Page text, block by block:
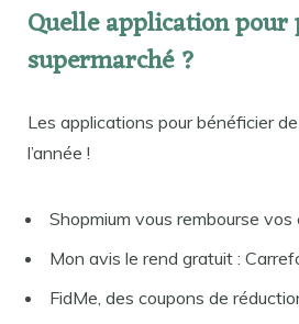
Quelle application
supermarché ?
Les applications pour bénéficier
l’année !
Shopmium vous rembourse vos
Mon avis le rend gratuit :
FidMe, des coupons de